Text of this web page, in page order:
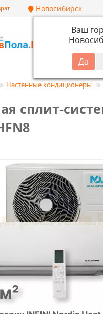
Новосибирск
Ваш
Настенные кондиционеры
сплит-